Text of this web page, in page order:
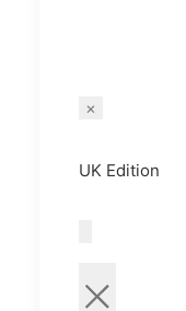
×
UK Edition